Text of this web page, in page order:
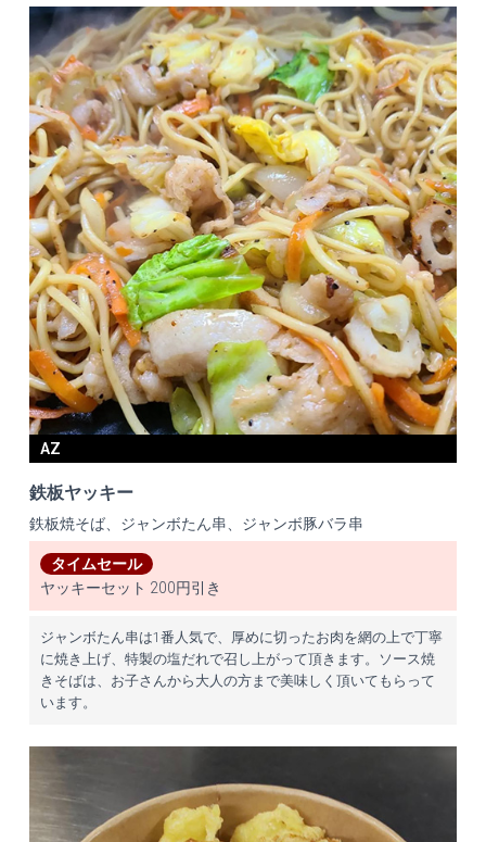
AZ
鉄板ヤッキー
鉄板焼そば、ジャンボたん串、ジャンボ豚バラ串
タイムセール
ヤッキーセット 200円引き
ジャンボたん串は1番人気で、厚めに切ったお肉を網の上で丁寧
に焼き上げ、特製の塩だれで召し上がって頂きます。ソース焼
きそばは、お子さんから大人の方まで美味しく頂いてもらって
います。